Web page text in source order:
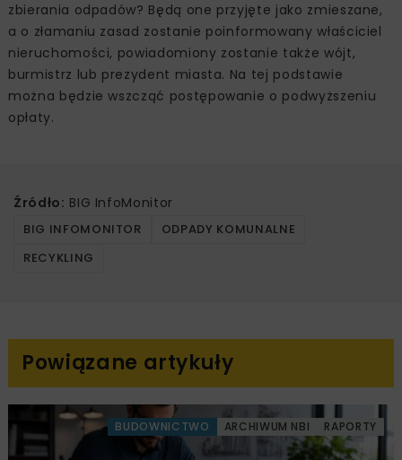
zbierania odpadów? Będą one przyjęte jako zmieszane,
a o złamaniu zasad zostanie poinformowany właściciel
nieruchomości, powiadomiony zostanie także wójt,
burmistrz lub prezydent miasta. Na tej podstawie
można będzie wszcząć postępowanie o podwyższeniu
opłaty.
Źródło: BIG InfoMonitor
BIG INFOMONITOR
ODPADY KOMUNALNE
RECYKLING
Powiązane artykuły
BUDOWNICTWO ARCHIWUM NBI RAPORTY